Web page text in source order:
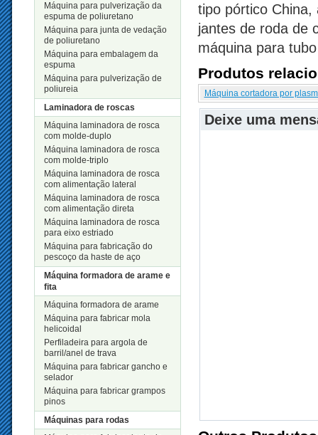
Máquina para pulverização da
espuma de poliuretano
Máquina para junta de vedação
de poliuretano
Máquina para embalagem da
espuma
Máquina para pulverização de
poliureia
Laminadora de roscas
Máquina laminadora de rosca
com molde-duplo
Máquina laminadora de rosca
com molde-triplo
Máquina laminadora de rosca
com alimentação lateral
Máquina laminadora de rosca
com alimentação direta
Máquina laminadora de rosca
para eixo estriado
Máquina para fabricação do
pescoço da haste de aço
Máquina formadora de arame e
fita
Máquina formadora de arame
Máquina para fabricar mola
helicoidal
Perfiladeira para argola de
barril/anel de trava
Máquina para fabricar gancho e
selador
Máquina para fabricar grampos
pinos
Máquinas para rodas
tipo pórtico China,
jantes de roda de
máquina para
Produtos
Máquina cortadora por
Deixe uma